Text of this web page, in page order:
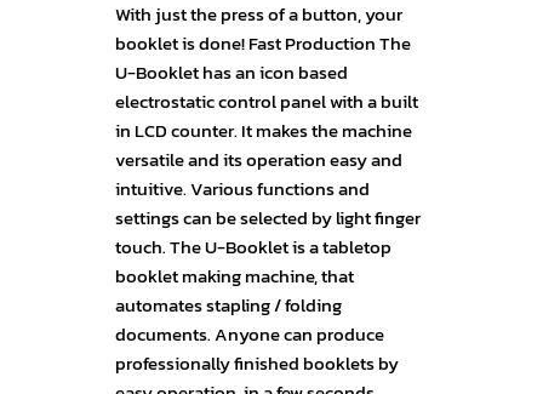
With just the press of a button, your
booklet is done! Fast Production The
U-Booklet has an icon based
electrostatic control panel with a built
in LCD counter. It makes the machine
versatile and its operation easy and
intuitive. Various functions and
settings can be selected by light finger
touch. The U-Booklet is a tabletop
booklet making machine, that
automates stapling / folding
documents. Anyone can produce
professionally finished booklets by